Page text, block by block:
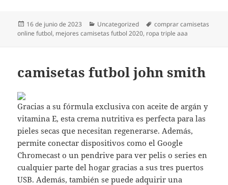
Publicado
el
16 de junio de 2023 Categorías
Uncategorized Etiquetas
comprar camisetas
online futbol, mejores camisetas futbol 2020, ropa triple aaa
camisetas futbol john smith
Gracias a su fórmula exclusiva con aceite de argán y
vitamina E, esta crema nutritiva es perfecta para las
pieles secas que necesitan regenerarse. Además,
permite conectar dispositivos como el Google
Chromecast o un pendrive para ver pelis o series en
cualquier parte del hogar gracias a sus tres puertos
USB. Además, también se puede adquirir una